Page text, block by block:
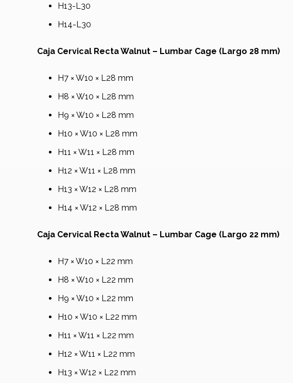
H13-L30
H14-L30
Caja Cervical Recta Walnut – Lumbar Cage (Largo 28 mm)
H7 × W10 × L28 mm
H8 × W10 × L28 mm
H9 × W10 × L28 mm
H10 × W10 × L28 mm
H11 × W11 × L28 mm
H12 × W11 × L28 mm
H13 × W12 × L28 mm
H14 × W12 × L28 mm
Caja Cervical Recta Walnut – Lumbar Cage (Largo 22 mm)
H7 × W10 × L22 mm
H8 × W10 × L22 mm
H9 × W10 × L22 mm
H10 × W10 × L22 mm
H11 × W11 × L22 mm
H12 × W11 × L22 mm
H13 × W12 × L22 mm